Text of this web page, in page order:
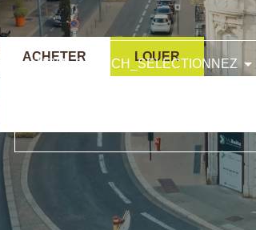
ACHETER LOUER
TEXT_SEARCH_SELECTIONNEZ